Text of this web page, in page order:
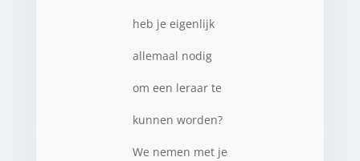
heb je eigenlijk
allemaal nodig
om een leraar te
kunnen worden?
We nemen met je